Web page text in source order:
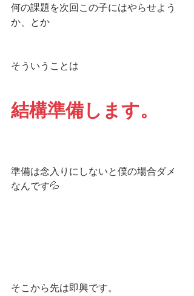
何の課題を次回この子にはやらせよう
か、とか
そういうことは
結構準備します。
準備は念入りにしないと僕の場合ダメ
なんです💦
そこから先は即興です。